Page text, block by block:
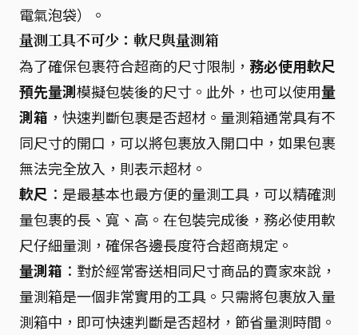
電氣泡袋）。
量測工具不可少：軟尺與量測箱
為了確保包裹符合超商的尺寸限制， 務必使用軟尺
預先量測模擬包裝後的尺寸。此外，也可以使用量
測箱 ，快速判斷包裹是否超材。量測箱通常具有不
同尺寸的開口，可以將包裹放入開口中，如果包裹
無法完全放入，則表示超材。
軟尺 ：是最基本也最方便的量測工具，可以精確測
量包裹的長、寬、高。在包裝完成後，務必使用軟
尺仔細量測，確保各邊長度符合超商規定。
量測箱 ：對於經常寄送相同尺寸商品的賣家來說，
量測箱是一個非常實用的工具。只需將包裹放入量
測箱中，即可快速判斷是否超材，節省量測時間。